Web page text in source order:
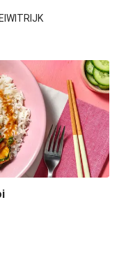
in pittige
en paksoi
in pittige saus
EIWITRIJK